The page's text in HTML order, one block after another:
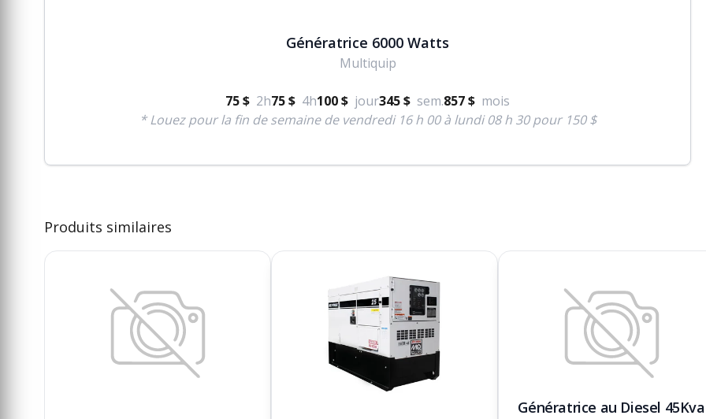
Génératrice 6000 Watts
Multiquip
75 $ 2h75 $ 4h100 $ jour345 $ sem.857 $ mois
* Louez pour la fin de semaine de vendredi 16 h 00 à lundi 08 h 30 pour 150 $
Produits similaires
Génératrice au Diesel 45Kva